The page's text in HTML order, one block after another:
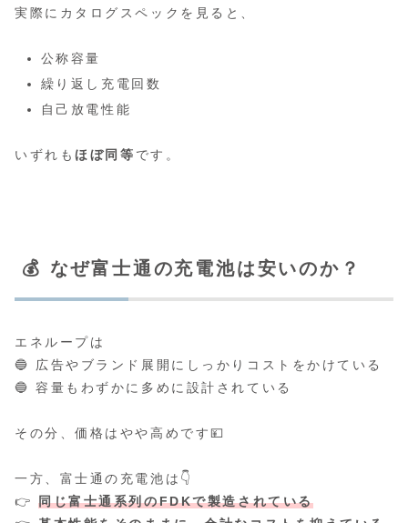
実際にカタログスペックを見ると、
公称容量
繰り返し充電回数
自己放電性能
いずれもほぼ同等 です。
💰 なぜ富士通の充電池は安いのか？
エネループは
🔵 広告やブランド展開にしっかりコストをかけている
🔵 容量もわずかに多めに設計されている
その分、価格はやや高めです💴
一方、富士通の充電池は👇
👉同じ富士通系列のFDKで製造されている